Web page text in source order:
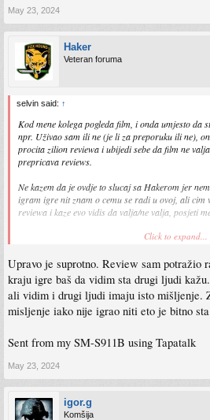
May 23, 2024
Haker
Veteran foruma
selvin said: ↑
Kod mene kolega pogleda film, i onda umjesto da
npr. Uživao sam ili ne (je li za preporuku ili ne),
procita zilion reviewa i ubijedi sebe da film ne
prepricava reviews.
Ne kazem da je ovdje to slucaj sa Hakerom jer
igram igre nit znam o cemu se radi u ovoj, ali cim
reviewa i kaze evo vidis da valja/ne valja, posjeti
Igre su subjektivne ko i filmovi. Gledao sam
kraja izgledao.
Tako da se dzaba svadjate, mozete mislit kad vam
Btw. Nemojte me danas u svadju ukljucivat,
Sent from my SM-F711B using Tapatalk
Click to expand...
Upravo je suprotno. Review sam potražio
kraju igre baš da vidim sta drugi ljudi
ali vidim i drugi ljudi imaju isto mišljenje.
misljenje iako nije igrao niti eto je bitno
Sent from my SM-S911B using Tapatalk
May 23, 2024
igor.g
Komšija